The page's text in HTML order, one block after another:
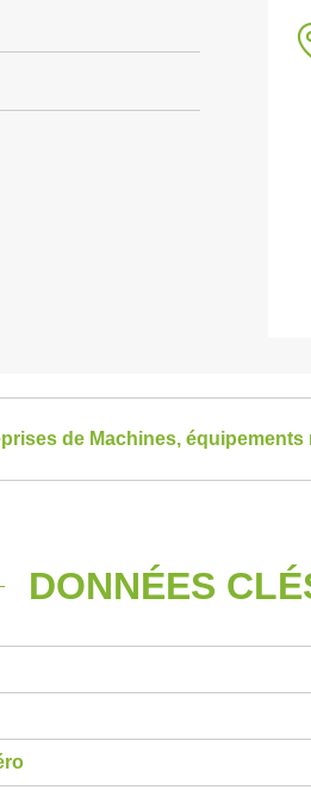
de Machines, équipements
DONNÉES